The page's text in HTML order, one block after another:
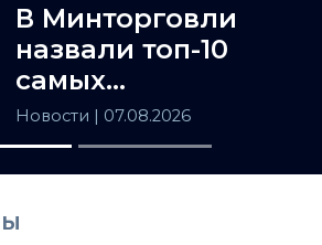
Азию
В Минторговли
назвали топ-10
самых
популярных
товаров в
Казахстане
Новости | 07.08.2026